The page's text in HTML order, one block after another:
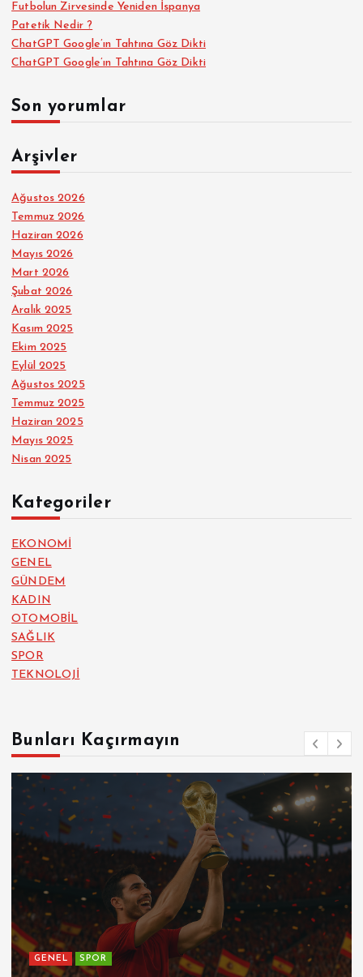
Futbolun Zirvesinde Yeniden İspanya
Patetik Nedir ?
ChatGPT Google’ın Tahtına Göz Dikti
ChatGPT Google’ın Tahtına Göz Dikti
Son yorumlar
Arşivler
Ağustos 2026
Temmuz 2026
Haziran 2026
Mayıs 2026
Mart 2026
Şubat 2026
Aralık 2025
Kasım 2025
Ekim 2025
Eylül 2025
Ağustos 2025
Temmuz 2025
Haziran 2025
Mayıs 2025
Nisan 2025
Kategoriler
EKONOMİ
GENEL
GÜNDEM
KADIN
OTOMOBİL
SAĞLIK
SPOR
TEKNOLOJİ
Bunları Kaçırmayın
GENEL SPOR